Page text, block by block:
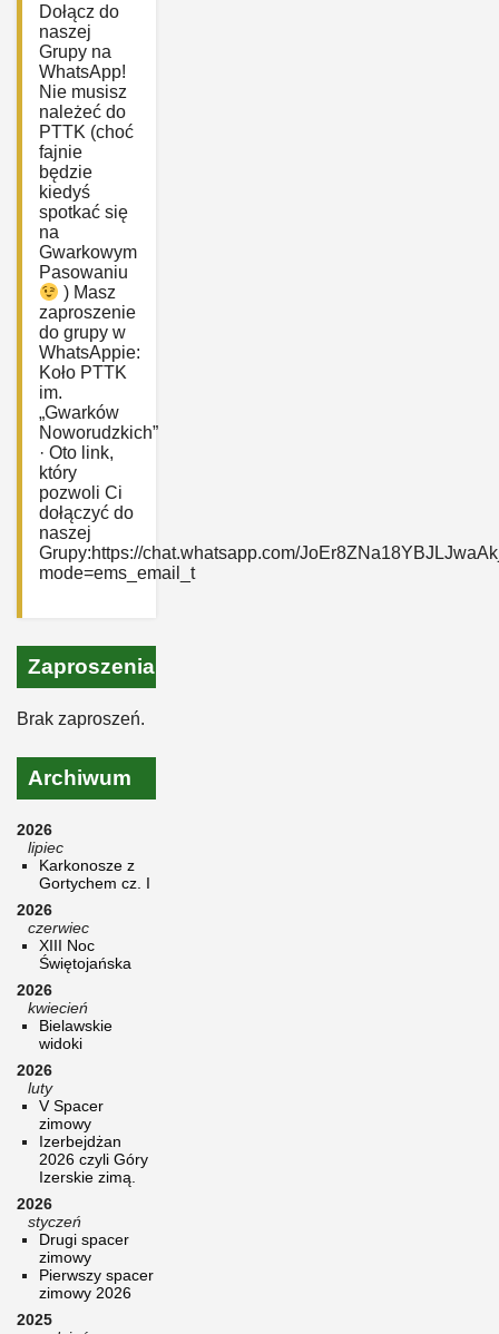
Dołącz do
naszej
Grupy na
WhatsApp!
Nie musisz
należeć do
PTTK (choć
fajnie
będzie
kiedyś
spotkać się
na
Gwarkowym
Pasowaniu
) Masz
zaproszenie
do grupy w
WhatsAppie:
‎Koło PTTK
im.
„Gwarków
Noworudzkich”
· Oto link,
który
pozwoli Ci
dołączyć do
naszej
Grupy:https://chat.whatsapp.com/
mode=ems_email_t
Zaproszenia
Brak zaproszeń.
Archiwum
2026
lipiec
Karkonosze z
Gortychem cz. I
2026
czerwiec
XIII Noc
Świętojańska
2026
kwiecień
Bielawskie
widoki
2026
luty
V Spacer
zimowy
Izerbejdżan
2026 czyli Góry
Izerskie zimą.
2026
styczeń
Drugi spacer
zimowy
Pierwszy spacer
zimowy 2026
2025